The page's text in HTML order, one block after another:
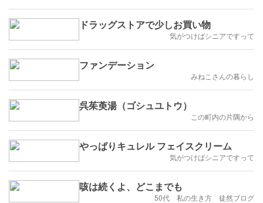
ドラッグストアで少しお買い物
気がつけばシニアですって
ファンデーション
みねこさんの暮らし
呉茱萸湯（ゴシュユトウ）
この町内の片隅から
やっぱりキュレル フェイスクリーム
気がつけばシニアですって
咳は続くよ、どこまでも
50代 私の生き方 徒然ブログ